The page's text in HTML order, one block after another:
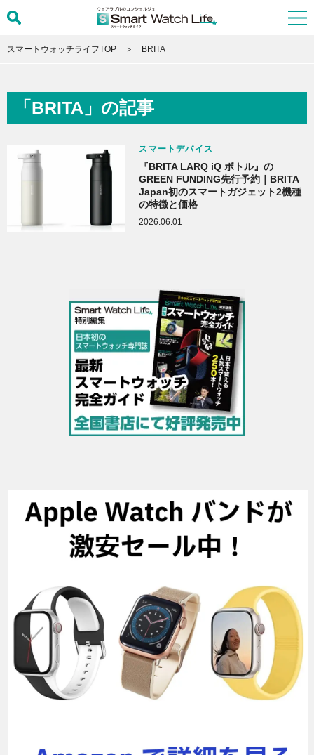
スマートウォッチライフTOP BRITA
「BRITA」の記事
スマートデバイス
『BRITA LARQ iQ ボトル』の
GREEN FUNDING先行予約｜BRITA
Japan初のスマートガジェット2機種
の特徴と価格
2026.06.01